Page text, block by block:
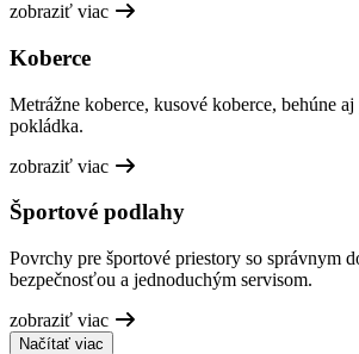
zobraziť viac
Koberce
Metrážne koberce, kusové koberce, behúne
pokládka.
zobraziť viac
Športové podlahy
Povrchy pre športové priestory so správnym
bezpečnosťou a jednoduchým servisom.
zobraziť viac
Načítať viac